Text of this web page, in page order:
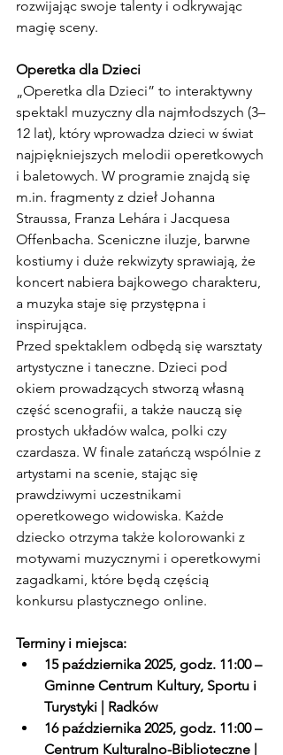
rozwijając swoje talenty i odkrywając
magię sceny.
Operetka dla Dzieci
„Operetka dla Dzieci” to interaktywny
spektakl muzyczny dla najmłodszych (3–
12 lat), który wprowadza dzieci w świat
najpiękniejszych melodii operetkowych
i baletowych. W programie znajdą się
m.in. fragmenty z dzieł Johanna
Straussa, Franza Lehára i Jacquesa
Offenbacha. Sceniczne iluzje, barwne
kostiumy i duże rekwizyty sprawiają, że
koncert nabiera bajkowego charakteru,
a muzyka staje się przystępna i
inspirująca.
Przed spektaklem odbędą się warsztaty
artystyczne i taneczne. Dzieci pod
okiem prowadzących stworzą własną
część scenografii, a także nauczą się
prostych układów walca, polki czy
czardasza. W finale zatańczą wspólnie z
artystami na scenie, stając się
prawdziwymi uczestnikami
operetkowego widowiska. Każde
dziecko otrzyma także kolorowanki z
motywami muzycznymi i operetkowymi
zagadkami, które będą częścią
konkursu plastycznego online.
Terminy i miejsca:
15 października 2025, godz. 11:00 –
Gminne Centrum Kultury, Sportu i
Turystyki | Radków
16 października 2025, godz. 11:00 –
Centrum Kulturalno-Biblioteczne |